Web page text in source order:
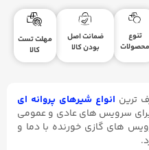
تنوع
محصولات
ضمانت اصل
بودن کالا
مهلت تست
کالا
ترین انواع شیرهای پروانه ای
سرویس های عادی و عمومی
های گازی خورنده با دما و